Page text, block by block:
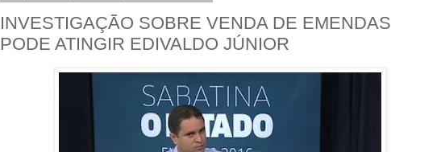
INVESTIGAÇÃO SOBRE VENDA DE EMENDAS
PODE ATINGIR EDIVALDO JÚNIOR